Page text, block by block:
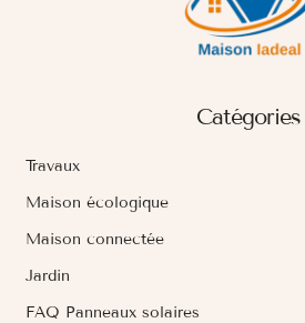
Catégories
Travaux
Maison écologique
Maison connectée
Jardin
FAQ Panneaux solaires